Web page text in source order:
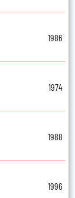
1986
1974
1988
1996